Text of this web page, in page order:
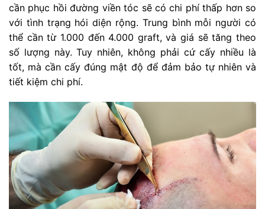
cần phục hồi đường viền tóc sẽ có chi phí thấp hơn so
với tình trạng hói diện rộng. Trung bình mỗi người có
thể cần từ 1.000 đến 4.000 graft, và giá sẽ tăng theo
số lượng này. Tuy nhiên, không phải cứ cấy nhiều là
tốt, mà cần cấy đúng mật độ để đảm bảo tự nhiên và
tiết kiệm chi phí.